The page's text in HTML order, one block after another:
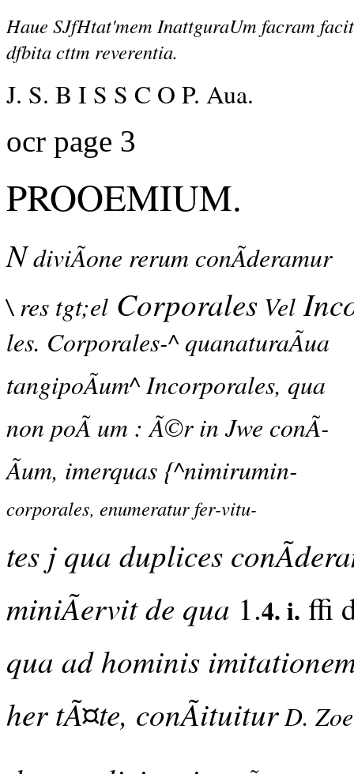
Haue SJfHtat'mem InattguraUm facram facit
dfbita cttm reverentia.
J. S. B I S S C O P. Aua.
ocr page 3
PROOEMIUM.
NdiviÃone rerum conÃderamur
\ res tgt;el Corporales Vel
les. Corporales-^ quanaturaÃua
tangipoÃum^ Incorporales, qua
non poÃ um : Ã©r in Jwe conÃ-
Ãum, imerquas {^nimirumin-
corporales, enumeratur fer-vitu-
tes j qua duplices
miniÃervit de qua 1.4. i. ffi
qua ad hominis
her tÃ¤te, conÃituiturD.